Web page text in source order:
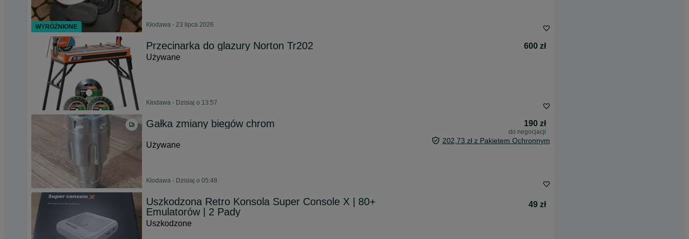
Kłodawa - 23 lipca 2026
Przecinarka do glazury Norton Tr202
600 zł
Używane
Kłodawa - Dzisiaj o 13:57
Gałka zmiany biegów chrom 190 zł
do negocjacji
Używane 202,73 zł z Pakietem Ochronnym
Kłodawa - Dzisiaj o 05:48
Uszkodzona Retro Konsola Super Console X | 80+
Emulatorów | 2 Pady
49 zł
Uszkodzone
WYRÓŻNIONE